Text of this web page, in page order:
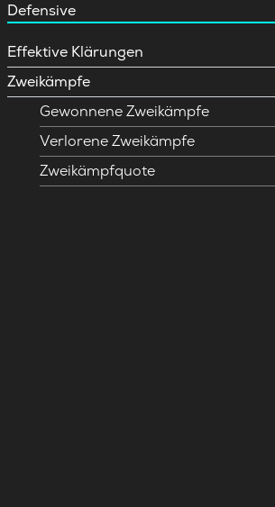
Defensive
Effektive Klärungen
Zweikämpfe
Gewonnene Zweikämpfe
Verlorene Zweikämpfe
Zweikämpfquote